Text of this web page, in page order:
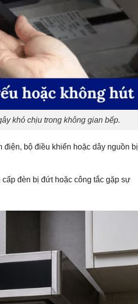
khó chịu trong không gian bếp.
điện, bộ điều khiển hoặc dây nguồn bị
đèn bị đứt hoặc công tắc gặp sự